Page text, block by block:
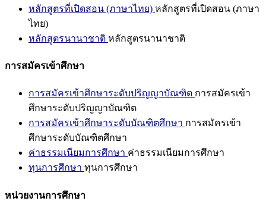
หลักสูตรที่เปิดสอน (ภาษาไทย) หลักสูตรที่เปิดสอน (ภาษา
ไทย)
หลักสูตรนานาชาติ หลักสูตรนานาชาติ
การสมัครเข้าศึกษา
การสมัครเข้าศึกษาระดับปริญญาบัณฑิต การสมัครเข้า
ศึกษาระดับปริญญาบัณฑิต
การสมัครเข้าศึกษาระดับบัณฑิตศึกษา การสมัครเข้า
ศึกษาระดับบัณฑิตศึกษา
ค่าธรรมเนียมการศึกษา ค่าธรรมเนียมการศึกษา
ทุนการศึกษา ทุนการศึกษา
หน่วยงานการศึกษา